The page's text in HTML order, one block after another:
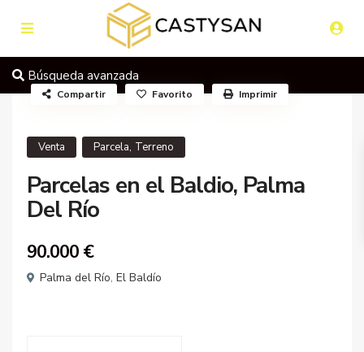
Búsqueda avanzada
Venta Parcela, Terreno
Parcelas en el Baldio, Palma
Del Río
90.000 €
Palma del Río,El Baldío
Compartir Favorito Imprimir